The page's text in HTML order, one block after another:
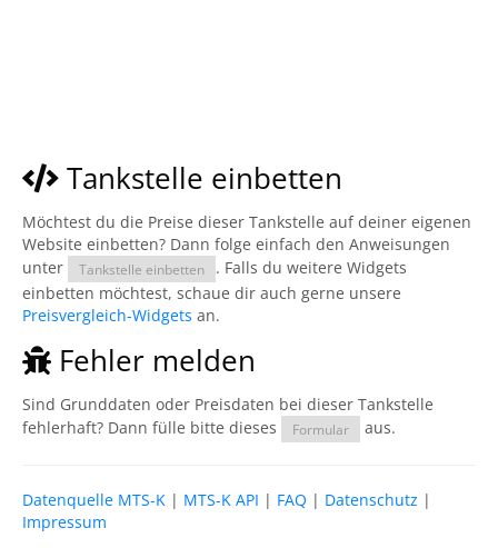
Tankstelle einbetten
Möchtest du die Preise dieser Tankstelle auf deiner eigenen
Website einbetten? Dann folge einfach den Anweisungen
unter
Tankstelle einbetten
. Falls du weitere Widgets
einbetten möchtest, schaue dir auch gerne unsere
Preisvergleich-Widgets an.
Fehler melden
Sind Grunddaten oder Preisdaten bei dieser Tankstelle
fehlerhaft? Dann fülle bitte dieses
Formular aus.
Datenquelle MTS-K | MTS-K API | FAQ | Datenschutz |
Impressum